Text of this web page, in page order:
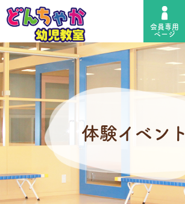
会員専用
ページ
体験イベント